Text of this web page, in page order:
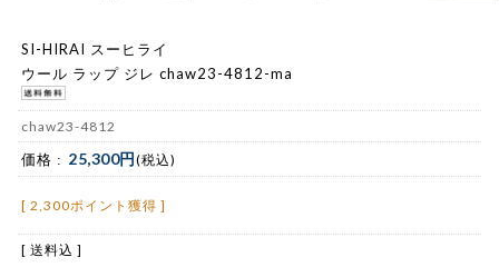
SI-HIRAI スーヒライ
ウール ラップ ジレ chaw23-4812-ma
chaw23-4812
価格 : 25,300円(税込)
[ 2,300ポイント獲得 ]
[ 送料込 ]